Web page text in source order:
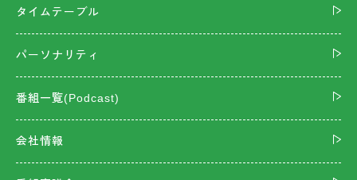
タイムテーブル
パーソナリティ
番組一覧(Podcast)
会社情報